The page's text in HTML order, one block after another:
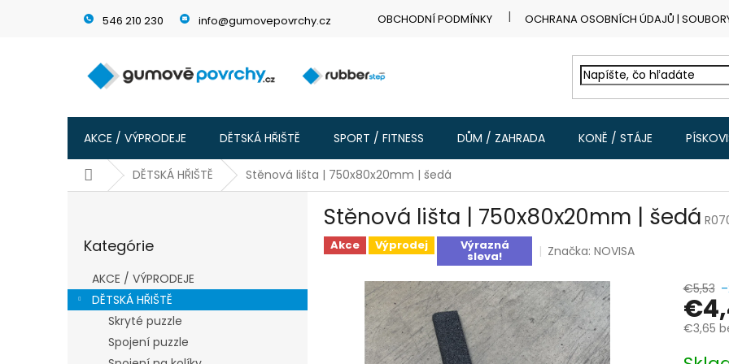
546 210 230 info@gumovepovrchy.cz OBCHODNÍ PODMÍNKY OCHRANA OSOBNÍCH ÚDAJŮ |
AKCE / VÝPRODEJE DĚTSKÁ HŘIŠTĚ SPORT / FITNESS DŮM / ZAHRADA KONĚ / STÁJE
DomovDĚTSKÁ HŘIŠTĚ Stěnová lišta | 750x80x20mm | šedá
p
a
kategórie
Kategórie
AKCE / VÝPRODEJE
DĚTSKÁ HŘIŠTĚ
Skryté puzzle
Spojení puzzle
Stěnová lišta | 750x80x20mm | šedá
Akce Výprodej Výrazná
sleva! Značka:NOVISA
€5,53
€3,65